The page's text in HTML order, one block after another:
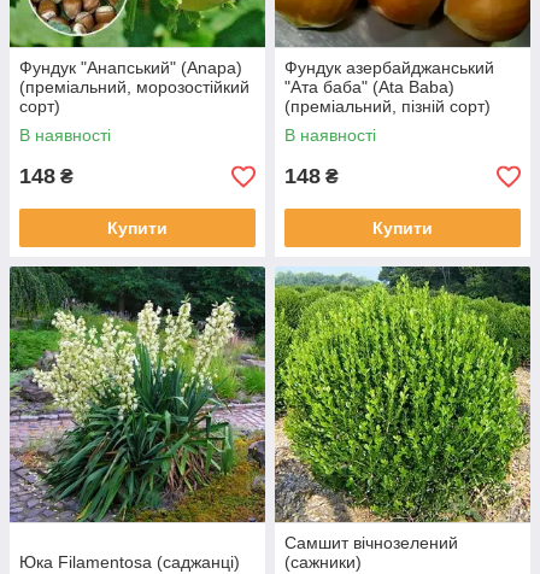
Фундук "Анапський" (Anapa)
(преміальний, морозостійкий
сорт)
В наявності
148 ₴
Купити
Фундук азербайджанський
"Ата баба" (Ata Baba)
(преміальний, пізній сорт)
В наявності
148 ₴
Купити
Юка Filamentosa (саджанці)
Самшит вічнозелений
(сажники)